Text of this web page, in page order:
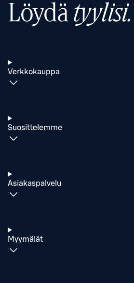
Löydätyylisi.
Verkkokauppa
Suosittelemme
Asiakaspalvelu
Myymälät